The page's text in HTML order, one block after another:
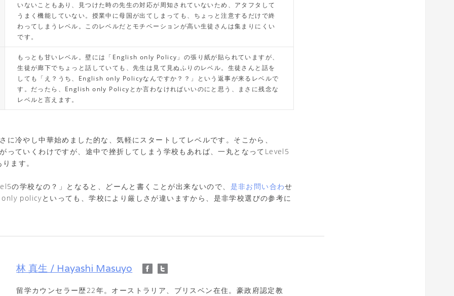
いないこともあり、見つけた時の先生の対応が周知されていないため、アタフタして
うまく機能していない。授業中に母国が出てしまっても、ちょっと注意するだけで終
わってしまうレベル。このレベルだとモチベーションが高い生徒さんは集まりにくい
です。
もっとも甘いレベル。壁には「English only Policy」の張り紙が貼られていますが、
生徒が廊下でちょっと話していても、先生は見て見ぬふりのレベル。生徒さんと話を
しても「え？うち、English only Policyなんですか？？」という返事が来るレベルで
す。だったら、English only Policyとか言わなければいいのにと思う、まさに残念な
レベルと言えます。
に冷やし中華始めました的な、気軽にスタートしてレベルです。そこから、
っていくわけですが、途中で挫折してしまう学校もあれば、一丸となってLevel5
ます。
の学校なの？」となると、どーんと書くことが出来ないので、 是非お問い合わせ
policyといっても、学校により厳しさが違いますから、是非学校選びの参考に
林 真生 / Hayashi Masuyo
留学カウンセラー歴22年。オーストラリア、ブリスベン在住。豪政府認定教